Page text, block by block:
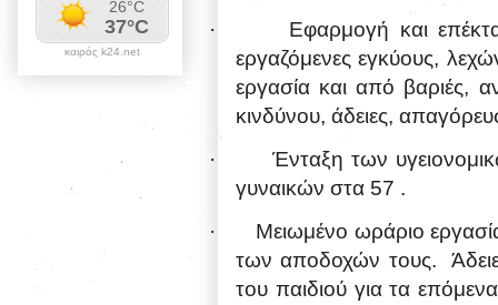
·
Εφαρμογή και
εργαζόμενες εγκύους,
εργασία και από βαριές,
κινδύνου, άδειες,
·
Ένταξη των
γυναικών στα 57 .
·
Μειωμένο ωράριο
των αποδοχών τους.
του παιδιού για τα
καιρός k24.net